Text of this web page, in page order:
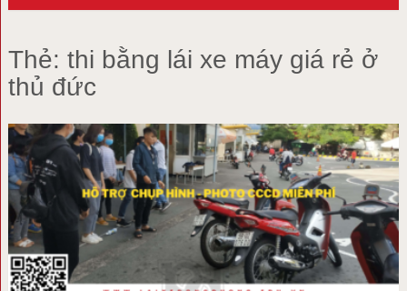
Thẻ: thi bằng lái xe máy giá rẻ ở
thủ đức